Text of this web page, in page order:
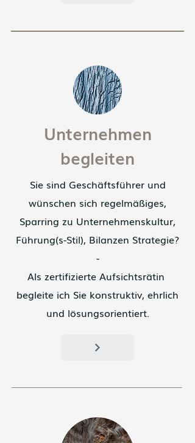
Unternehmen
begleiten
Sie sind Geschäftsführer und
wünschen sich regelmäßiges,
Sparring zu Unternehmenskultur,
Führung(s-Stil), Bilanzen Strategie?
-
Als zertifizierte Aufsichtsrätin
begleite ich Sie konstruktiv, ehrlich
und lösungsorientiert.